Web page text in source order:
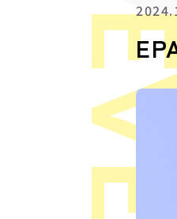
幅広いジャンルの
報を整理し、デー
でなく関連資料も
上映会・シンポジ
催や、多言語字幕
手が多様な収益源